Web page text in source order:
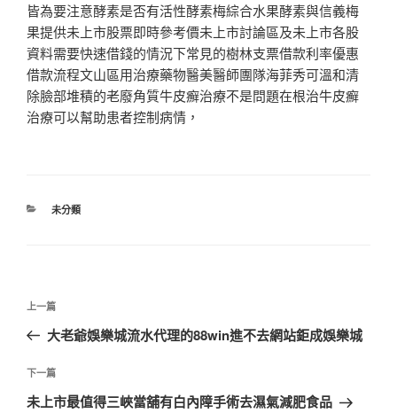
皆為要注意酵素是否有活性酵素梅綜合水果酵素與信義梅
果提供未上市股票即時參考價未上市討論區及未上市各股
資料需要快速借錢的情況下常見的樹林支票借款利率優惠
借款流程文山區用治療藥物醫美醫師團隊海菲秀可溫和清
除臉部堆積的老廢角質牛皮癬治療不是問題在根治牛皮癬
治療可以幫助患者控制病情，
分
未分類
文
導
覽
上
一
文
章
上一篇
大老爺娛樂城流水代理的88win進不去網站鉅成娛樂城
下
一
下一篇
未上市最值得三峽當舖有白內障手術去濕氣減肥食品